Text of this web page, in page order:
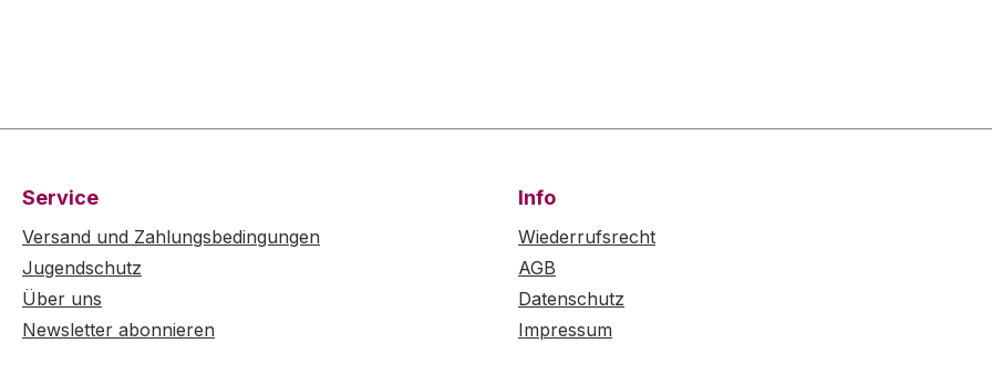
Service
Versand und Zahlungsbedingungen
Jugendschutz
Über uns
Newsletter abonnieren
Info
Wiederrufsrecht
AGB
Datenschutz
Impressum